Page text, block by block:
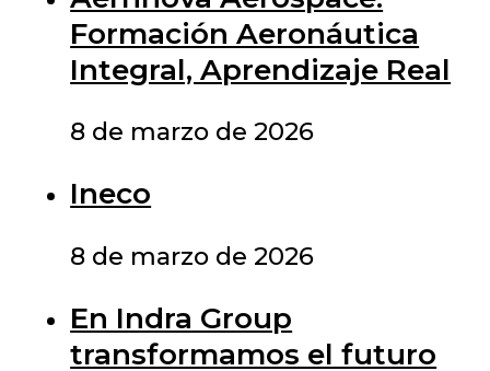
Formación Aeronáutica
Integral, Aprendizaje Real
8 de marzo de 2026
Ineco
8 de marzo de 2026
En Indra Group
transformamos el futuro